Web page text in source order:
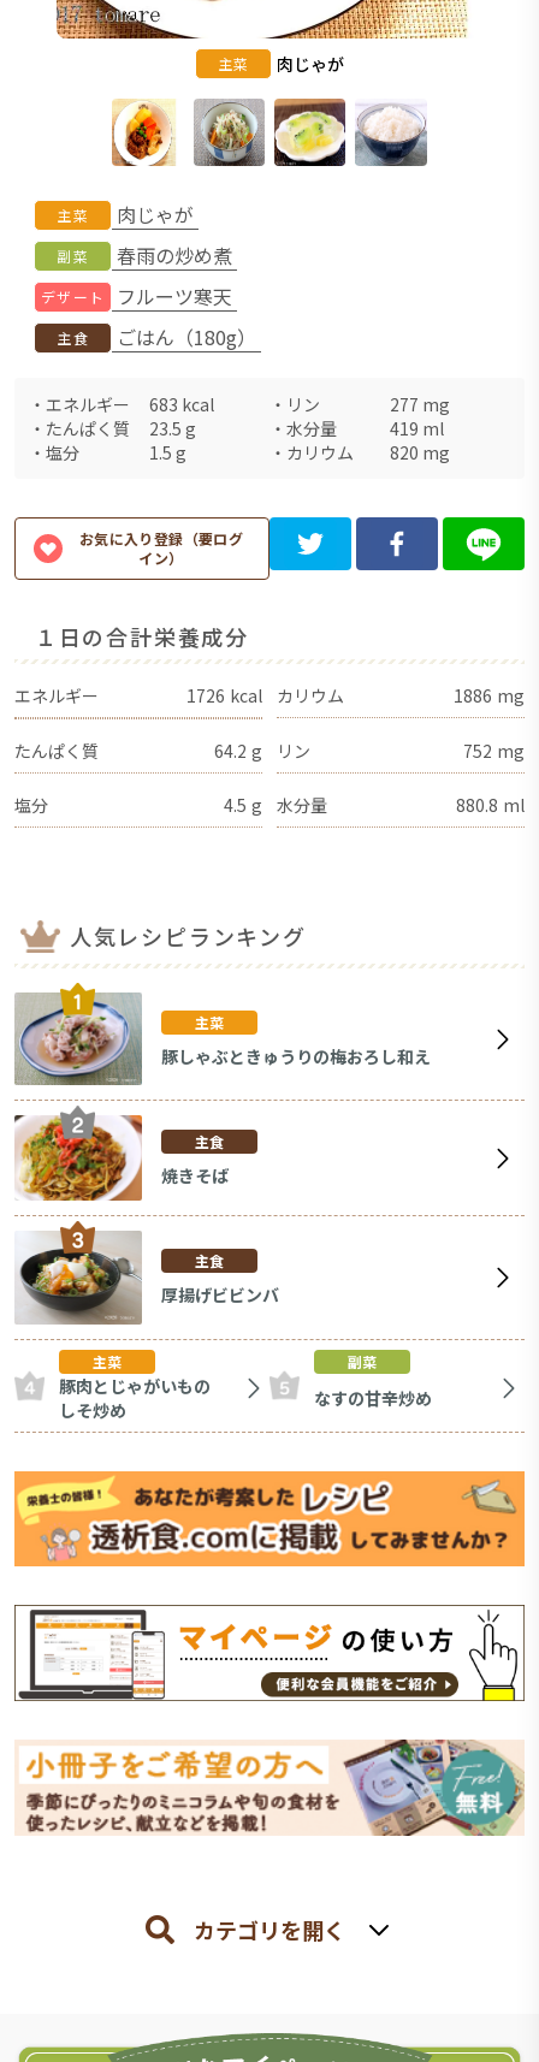
主菜 肉じゃが
主菜 肉じゃが
副菜 春雨の炒め煮
デザート フルーツ寒天
主食 ごはん（180g）
・ エネルギー 683 kcal ・ リン 277 mg
・ たんぱく質 23.5 g ・ 水分量 419 ml
・ 塩分 1.5 g ・ カリウム 820 mg
お気に入り登録（要ログ
イン）
１日の合計栄養成分
エネルギー 1726 kcal カリウム 1886 mg
たんぱく質 64.2 g リン 752 mg
塩分 4.5 g 水分量 880.8 ml
人気レシピランキング
主菜
豚しゃぶときゅうりの梅おろし和え
主食
焼きそば
主食
厚揚げビビンバ
主菜
豚肉とじゃがいもの
しそ炒め
副菜
なすの甘辛炒め
カテゴリを開く